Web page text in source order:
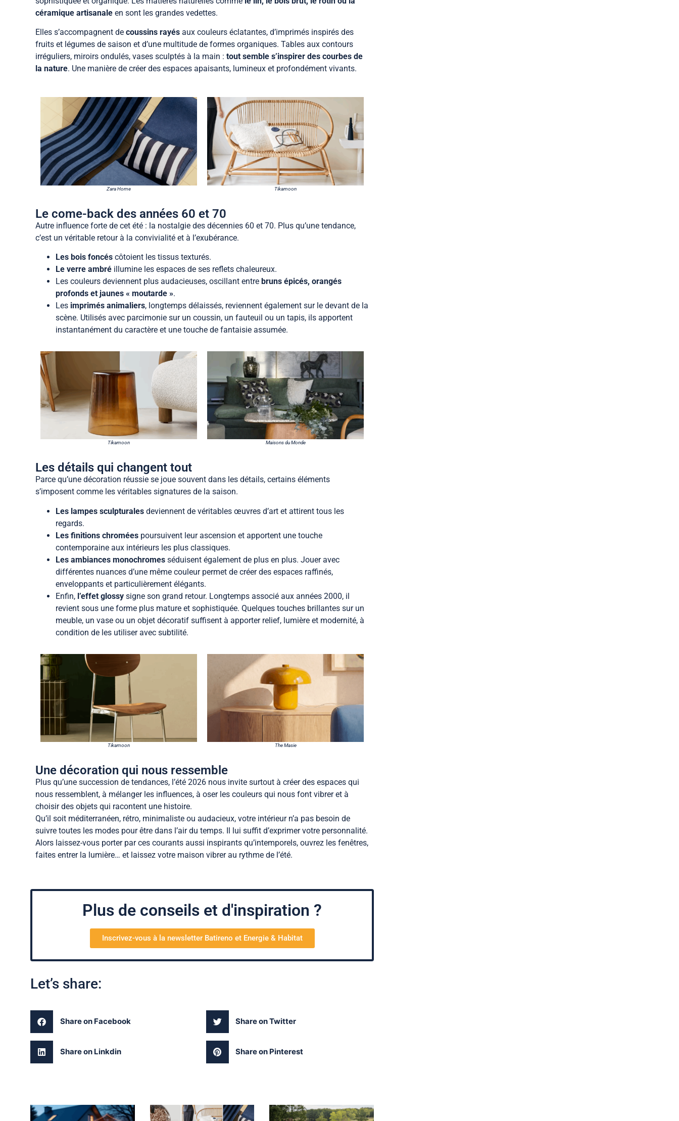
céramique artisanale en sont les grandes vedettes.
Elles s’accompagnent de coussins rayés aux couleurs éclatantes, d’imprimés inspirés des
fruits et légumes de saison et d’une multitude de formes organiques. Tables aux contours
irréguliers, miroirs ondulés, vases sculptés à la main : tout semble s’inspirer des courbes de
la nature. Une manière de créer des espaces apaisants, lumineux et profondément vivants.
Zara Home Tikamoon
Le come-back des années 60 et 70
Autre influence forte de cet été : la nostalgie des décennies 60 et 70. Plus qu’une tendance,
c’est un véritable retour à la convivialité et à l’exubérance.
Les bois foncés côtoient les tissus texturés.
Le verre ambré illumine les espaces de ses reflets chaleureux.
Les couleurs deviennent plus audacieuses, oscillant entre bruns épicés, orangés
profonds et jaunes « moutarde ».
Les imprimés animaliers, longtemps délaissés, reviennent également sur le devant de la
scène. Utilisés avec parcimonie sur un coussin, un fauteuil ou un tapis, ils apportent
instantanément du caractère et une touche de fantaisie assumée.
Tikamoon Maisons du Monde
Les détails qui changent tout
Parce qu’une décoration réussie se joue souvent dans les détails, certains éléments
s’imposent comme les véritables signatures de la saison.
Les lampes sculpturales deviennent de véritables œuvres d’art et attirent tous les
regards.
Les finitions chromées poursuivent leur ascension et apportent une touche
contemporaine aux intérieurs les plus classiques.
Les ambiances monochromes séduisent également de plus en plus. Jouer avec
différentes nuances d’une même couleur permet de créer des espaces raffinés,
enveloppants et particulièrement élégants.
Enfin, l’effet glossy signe son grand retour. Longtemps associé aux années 2000, il
revient sous une forme plus mature et sophistiquée. Quelques touches brillantes sur un
meuble, un vase ou un objet décoratif suffisent à apporter relief, lumière et modernité, à
condition de les utiliser avec subtilité.
Tikamoon The Masie
Une décoration qui nous ressemble
Plus qu’une succession de tendances, l’été 2026 nous invite surtout à créer des espaces qui
nous ressemblent, à mélanger les influences, à oser les couleurs qui nous font vibrer et à
choisir des objets qui racontent une histoire.
Qu’il soit méditerranéen, rétro, minimaliste ou audacieux, votre intérieur n’a pas besoin de
suivre toutes les modes pour être dans l’air du temps. Il lui suffit d’exprimer votre personnalité.
Alors laissez-vous porter par ces courants aussi inspirants qu’intemporels, ouvrez les fenêtres,
faites entrer la lumière… et laissez votre maison vibrer au rythme de l’été.
Plus de conseils et d'inspiration ?
Inscrivez-vous à la newsletter Batireno et Energie & Habitat
Let’s share:
Share on Facebook Share on Twitter
Share on Linkdin Share on Pinterest